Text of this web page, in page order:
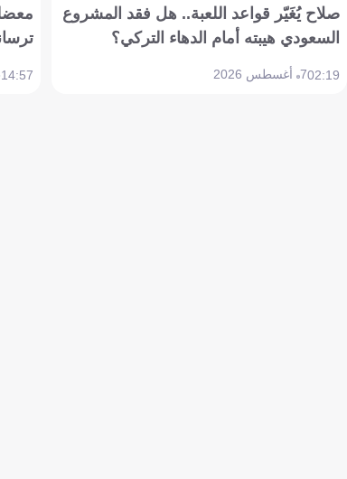
صلاح يُغَيّر قواعد اللعبة.. هل فقد المشروع
السعودي هيبته أمام الدهاء التركي؟
02:197 أغسطس 2026 14:57